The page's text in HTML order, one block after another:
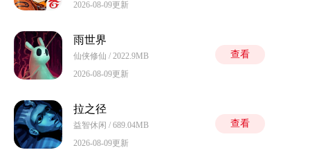
2026-08-09更新
雨世界
仙侠修仙 / 2022.9MB
2026-08-09更新
查看
拉之径
益智休闲 / 689.04MB
2026-08-09更新
查看